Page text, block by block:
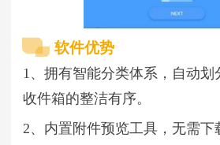
软件优势
1、拥有智能分类体系，自动
收件箱的整洁有序。
2、内置附件预览工具，无需下